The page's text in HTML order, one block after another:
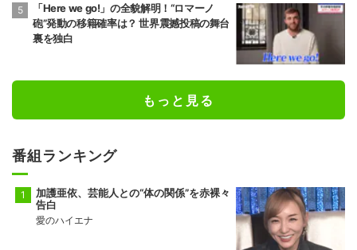
「Here we go!」の全貌解明！“ロマーノ
砲”発動の移籍確率は？ 世界震撼投稿の舞台
裏を独白
もっと見る
番組ランキング
加護亜依、芸能人との“体の関係”を赤裸々
告白
愛のハイエナ